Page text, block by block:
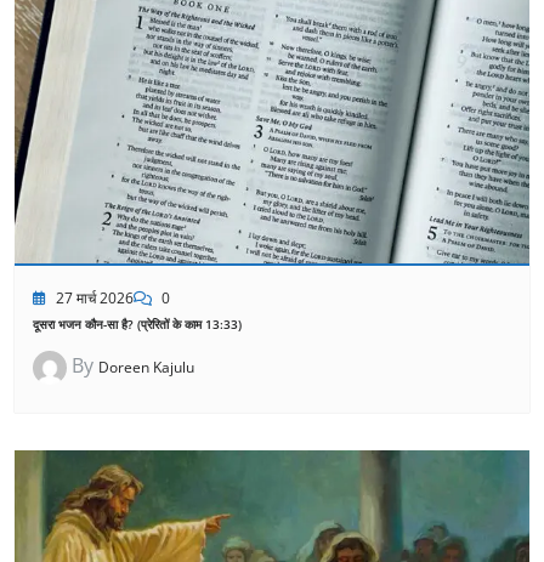
27 मार्च 2026 0
दूसरा भजन कौन-सा है? (प्रेरितों के काम 13:33)
By Doreen Kajulu